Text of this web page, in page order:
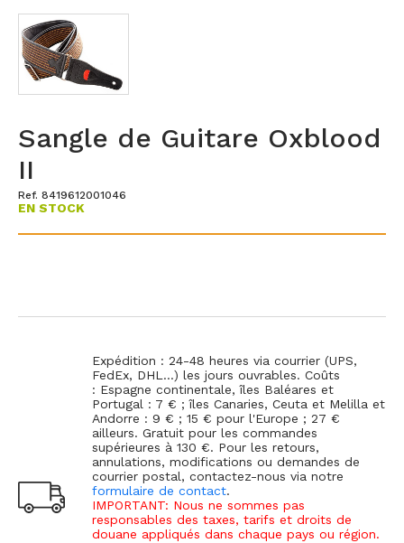
Sangle de Guitare Oxblood
II
Ref. 8419612001046
EN STOCK
Expédition : 24-48 heures via courrier (UPS,
FedEx, DHL...) les jours ouvrables. Coûts
: Espagne continentale, îles Baléares et
Portugal : 7 € ; îles Canaries, Ceuta et Melilla et
Andorre : 9 € ; 15 € pour l'Europe ; 27 €
ailleurs. Gratuit pour les commandes
supérieures à 130 €. Pour les retours,
annulations, modifications ou demandes de
courrier postal, contactez-nous via notre
formulaire de contact.
IMPORTANT: Nous ne sommes pas
responsables des taxes, tarifs et droits de
douane appliqués dans chaque pays ou région.